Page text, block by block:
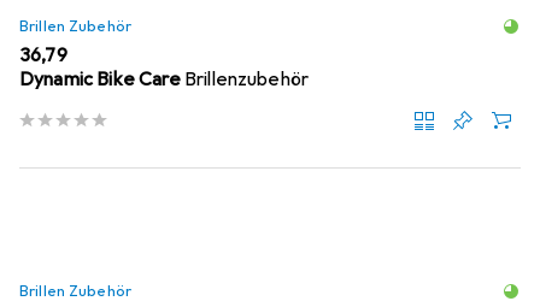
Brillen Zubehör
EUR
36,79
Dynamic Bike Care Brillenzubehör
Brillen Zubehör